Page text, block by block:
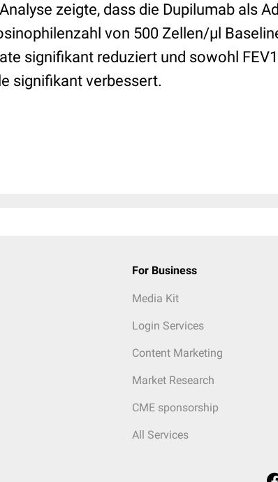
zeigte, dass die Dupilumab als
von 500 Zellen/µl
signifikant reduziert und sowohl
signifikant verbessert.
For Business
Media Kit
Login Services
Content Marketing
Market Research
CME sponsorship
All Services